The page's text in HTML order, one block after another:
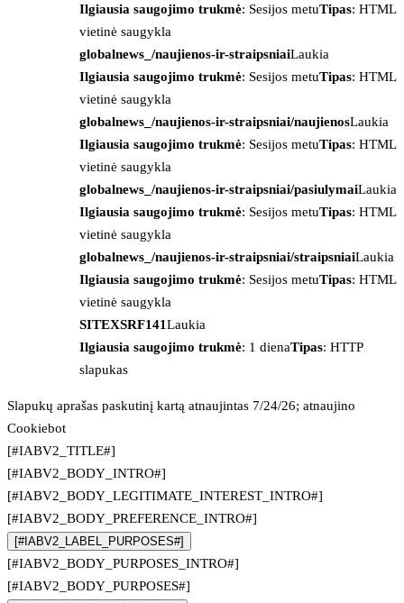
Ilgiausia saugojimo trukmė: Sesijos metuTipas: HTML
vietinė saugykla
globalnews_/naujienos-ir-straipsniaiLaukia
Ilgiausia saugojimo trukmė: Sesijos metuTipas: HTML
vietinė saugykla
globalnews_/naujienos-ir-straipsniai/naujienosLaukia
Ilgiausia saugojimo trukmė: Sesijos metuTipas: HTML
vietinė saugykla
globalnews_/naujienos-ir-straipsniai/pasiulymaiLaukia
Ilgiausia saugojimo trukmė: Sesijos metuTipas: HTML
vietinė saugykla
globalnews_/naujienos-ir-straipsniai/straipsniaiLaukia
Ilgiausia saugojimo trukmė: Sesijos metuTipas: HTML
vietinė saugykla
SITEXSRF141Laukia
Ilgiausia saugojimo trukmė: 1 dienaTipas: HTTP
slapukas
Slapukų aprašas paskutinį kartą atnaujintas 7/24/26; atnaujino
Cookiebot
[#IABV2_TITLE#]
[#IABV2_BODY_INTRO#]
[#IABV2_BODY_LEGITIMATE_INTEREST_INTRO#]
[#IABV2_BODY_PREFERENCE_INTRO#]
[#IABV2_LABEL_PURPOSES#]
[#IABV2_BODY_PURPOSES_INTRO#]
[#IABV2_BODY_PURPOSES#]